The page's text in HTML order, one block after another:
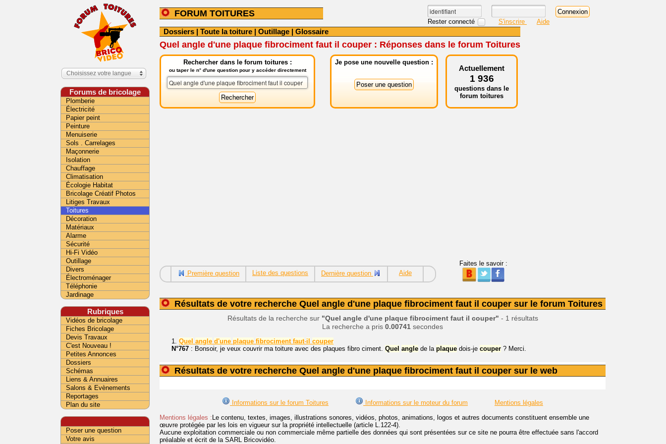
FORUM TOITURES
Rester connecté S'inscrire Aide
Dossiers | Toute la toiture | Outillage | Glossaire
Quel angle d'une plaque fibrociment faut il couper : Réponses dans le forum Toitures
Rechercher dans le forum toitures :
ou taper le n° d'une question pour y accéder directement
Je pose une nouvelle question :
Actuellement
1 936
questions dans le
forum toitures
Première question Liste des questions Dernière question Aide
Faites le savoir :
Résultats de votre recherche Quel angle d'une plaque fibrociment faut il couper sur le forum Toitures
Résultats de la recherche sur "Quel angle d'une plaque fibrociment faut il couper" - 1 résultats
La recherche a pris 0.00741 secondes
1. Quel angle d'une plaque fibrociment faut-il couper
N°767 : Bonsoir, je veux couvrir ma toiture avec des plaques fibro ciment. Quel angle de la plaque dois-je couper ? Merci.
Résultats de votre recherche Quel angle d'une plaque fibrociment faut il couper sur le web
Informations sur le forum Toitures Informations sur le moteur du forum
Mentions légales
Mentions légales :Le contenu, textes, images, illustrations sonores, vidéos, photos, animations, logos et autres documents constituent ensemble une
œuvre protégée par les lois en vigueur sur la propriété intellectuelle (article L.122-4).
Aucune exploitation commerciale ou non commerciale même partielle des données qui sont présentées sur ce site ne pourra être effectuée sans l'accord
préalable et écrit de la SARL Bricovidéo.
Choisissez votre langue
Forums de bricolage
Plomberie
Électricité
Papier peint
Peinture
Menuiserie
Sols . Carrelages
Maçonnerie
Isolation
Chauffage
Climatisation
Écologie Habitat
Bricolage Créatif Photos
Litiges Travaux
Toitures
Décoration
Matériaux
Alarme
Sécurité
Hi-Fi Vidéo
Outillage
Divers
Électroménager
Téléphonie
Jardinage
Rubriques
Vidéos de bricolage
Fiches Bricolage
Devis Travaux
C'est Nouveau !
Petites Annonces
Dossiers
Schémas
Liens & Annuaires
Salons & Evènements
Reportages
Plan du site
Poser une question
Votre avis